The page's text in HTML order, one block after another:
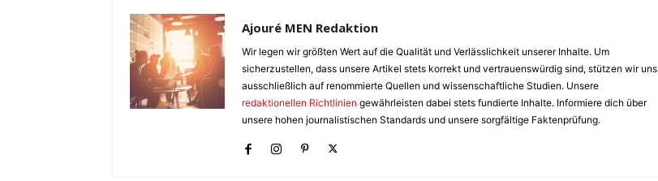
Ajouré MEN Redaktion
Wir legen wir größten Wert auf die Qualität und Verlässlichkeit unserer Inhalte. Um
sicherzustellen, dass unsere Artikel stets korrekt und vertrauenswürdig sind, stützen wir uns
ausschließlich auf renommierte Quellen und wissenschaftliche Studien. Unsere
redaktionellen Richtlinien gewährleisten dabei stets fundierte Inhalte. Informiere dich über
unsere hohen journalistischen Standards und unsere sorgfältige Faktenprüfung.